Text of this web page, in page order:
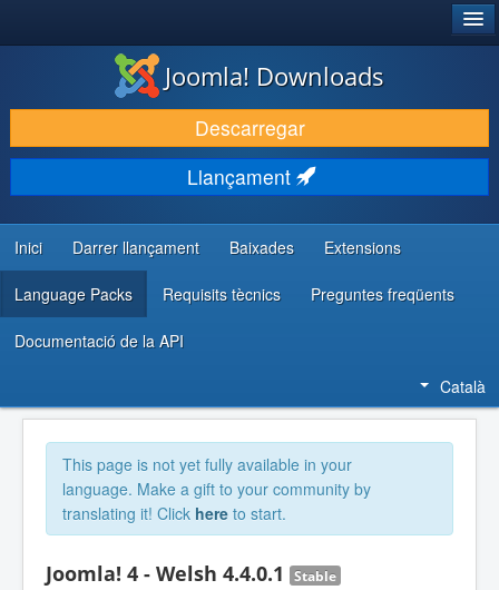
DESCARREGA & AMPLIA
DESCOBRIR & APRENDRE
COMUNITAT & SUPORT
RECURSOS PER DESENVOLUPADORS/ES
Joomla! Downloads
Descarregar
Llançament
Inici Darrer llançament Baixades Extensions
Language Packs Requisits tècnics Preguntes freqüents
Documentació de la API
Català
This page is not yet fully available in your
language. Make a gift to your community by
translating it! Click here to start.
Joomla! 4 - Welsh 4.4.0.1 Stable